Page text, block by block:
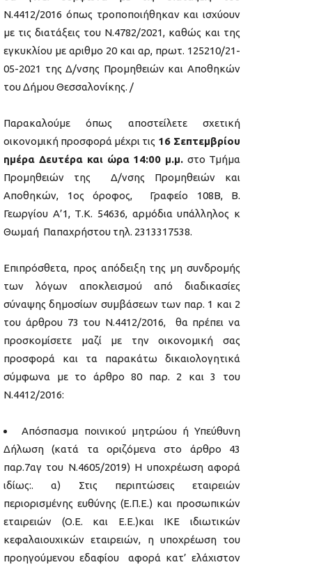
Ν.4412/2016 όπως τροποποιήθηκαν και ισχύουν
με τις διατάξεις του Ν.4782/2021, καθώς και της
εγκυκλίου με αριθμο 20 και αρ, πρωτ. 125210/21-
05-2021 της Δ/νσης Προμηθειών και Αποθηκών
του Δήμου Θεσσαλονίκης. /
Παρακαλούμε όπως αποστείλετε σχετική
οικονομική προσφορά μέχρι τις 16 Σεπτεμβρίου
ημέρα Δευτέρα και ώρα 14:00 μ.μ.στο Τμήμα
Προμηθειών της Δ/νσης Προμηθειών και
Αποθηκών, 1ος όροφος, Γραφείο 108Β, Β.
Γεωργίου Α’1, Τ.Κ. 54636, αρμόδια υπάλληλος κ
Θωμαή Παπαχρήστου τηλ. 2313317538.
Επιπρόσθετα, προς απόδειξη της μη συνδρομής
των λόγων αποκλεισμού από διαδικασίες
σύναψης δημοσίων συμβάσεων των παρ. 1 και 2
του άρθρου 73 του Ν.4412/2016, θα πρέπει να
προσκομίσετε μαζί με την οικονομική σας
προσφορά και τα παρακάτω δικαιολογητικά
σύμφωνα με το άρθρο 80 παρ. 2 και 3 του
Ν.4412/2016:
Απόσπασμα ποινικού μητρώου ή Υπεύθυνη
Δήλωση (κατά τα οριζόμενα στο άρθρο 43
παρ.7αγ του Ν.4605/2019) Η υποχρέωση αφορά
ιδίως:. α) Στις περιπτώσεις εταιρειών
περιορισμένης ευθύνης (Ε.Π.Ε.) και προσωπικών
εταιρειών (Ο.Ε. και Ε.Ε.)και IKE ιδιωτικών
κεφαλαιουχικών εταιρειών, η υποχρέωση του
προηγούμενου εδαφίου αφορά κατ’ ελάχιστον